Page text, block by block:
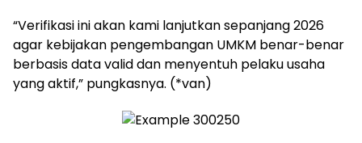
“Verifikasi ini akan kami lanjutkan sepanjang 2026
agar kebijakan pengembangan UMKM benar-benar
berbasis data valid dan menyentuh pelaku usaha
yang aktif,” pungkasnya. (*van)